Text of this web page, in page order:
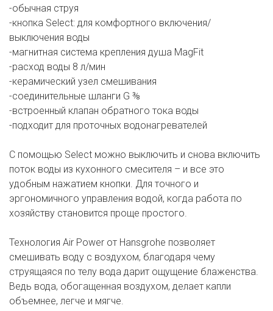
-обычная струя
-кнопка Select: для комфортного включения/
выключения воды
-магнитная система крепления душа MagFit
-расход воды 8 л/мин
-керамический узел смешивания
-соединительные шланги G ⅜
-встроенный клапан обратного тока воды
-подходит для проточных водонагревателей
С помощью Select можно выключить и снова включить
поток воды из кухонного смесителя – и все это
удобным нажатием кнопки. Для точного и
эргономичного управления водой, когда работа по
хозяйству становится проще простого.
Технология Air Power от Hansgrohe позволяет
смешивать воду с воздухом, благодаря чему
струящаяся по телу вода дарит ощущение блаженства.
Ведь вода, обогащенная воздухом, делает капли
объемнее, легче и мягче.